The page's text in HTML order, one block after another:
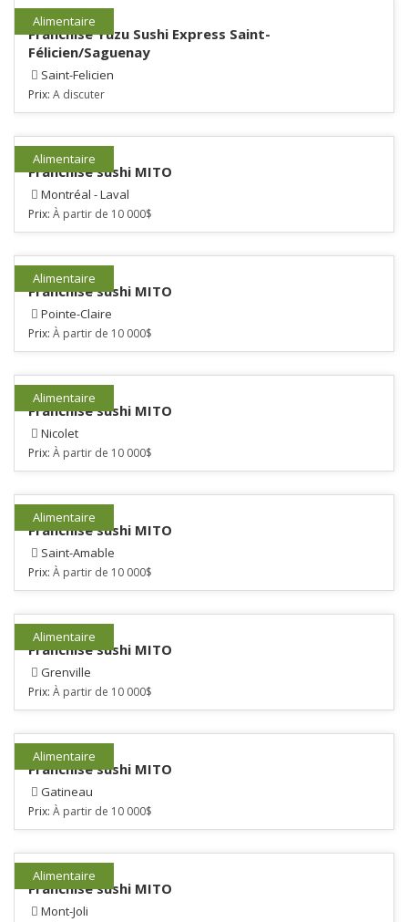
Alimentaire
Franchise Yuzu Sushi Express Saint-
Félicien/Saguenay
Saint-Felicien
Prix: A discuter
Alimentaire
Franchise sushi MITO
Montréal - Laval
Prix: À partir de 10 000$
Alimentaire
Franchise sushi MITO
Pointe-Claire
Prix: À partir de 10 000$
Alimentaire
Franchise sushi MITO
Nicolet
Prix: À partir de 10 000$
Alimentaire
Franchise sushi MITO
Saint-Amable
Prix: À partir de 10 000$
Alimentaire
Franchise sushi MITO
Grenville
Prix: À partir de 10 000$
Alimentaire
Franchise sushi MITO
Gatineau
Prix: À partir de 10 000$
Alimentaire
Franchise sushi MITO
Mont-Joli